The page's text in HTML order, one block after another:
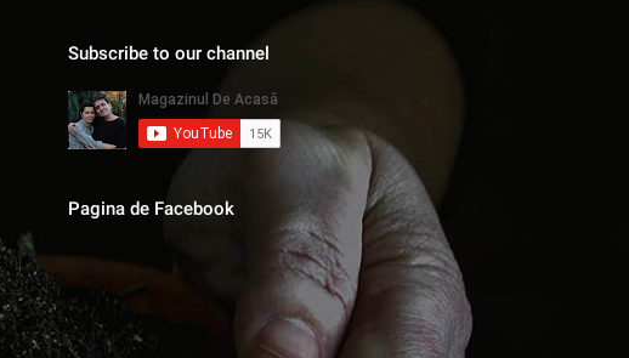
Subscribe to our channel
Pagina de Facebook